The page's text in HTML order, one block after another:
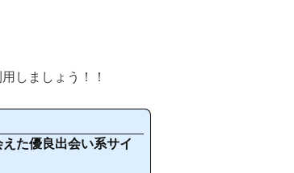
しましょう！！
た優良出会い系サイ